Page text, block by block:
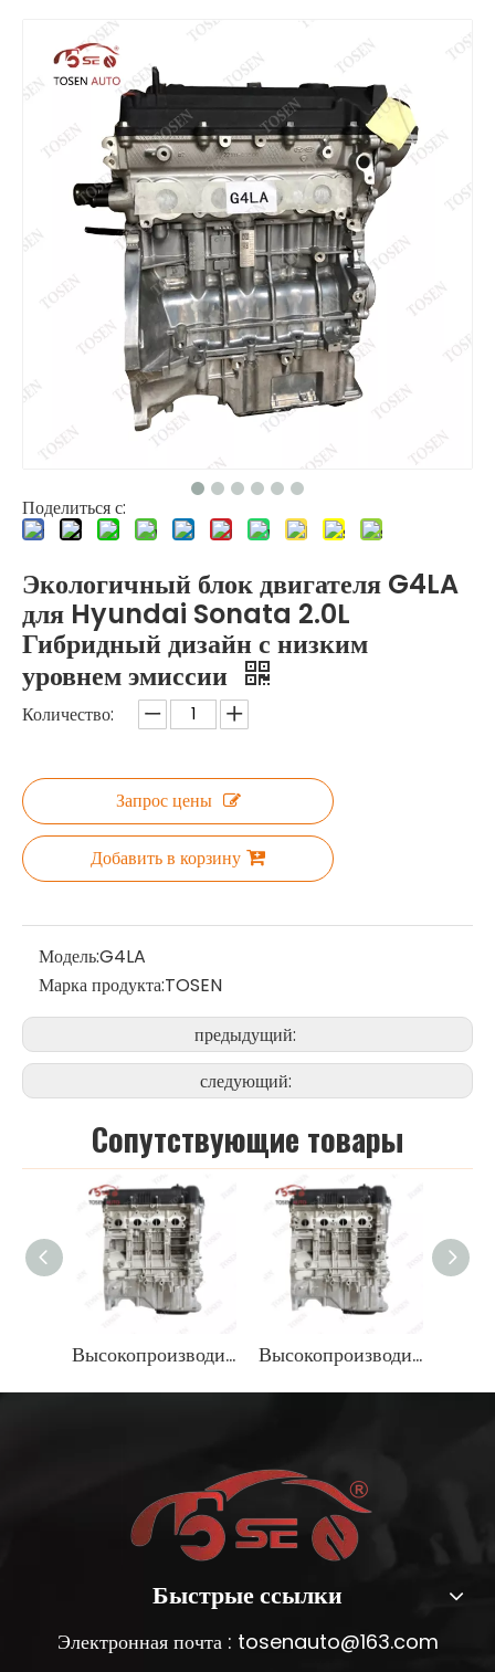
Поделиться с:
Экологичный блок двигателя G4LA
для Hyundai Sonata 2.0L
Гибридный дизайн с низким
уровнем эмиссии
Количество:
Запрос цены
Добавить в корзину
Модель:G4LA
Марка продукта:TOSEN
предыдущий:
следующий:
Cопутствующие товары
Высокопроизводительный блок двигателя G4FA для Hyundai Elantra 1.6L Бензин легкий OEM Высокопроизводительный блок двигателя G4FA для Hyundai Elantra 1.6L Бензин легкий OEM
Быстрые ссылки
Электронная почта : tosenauto@163.com